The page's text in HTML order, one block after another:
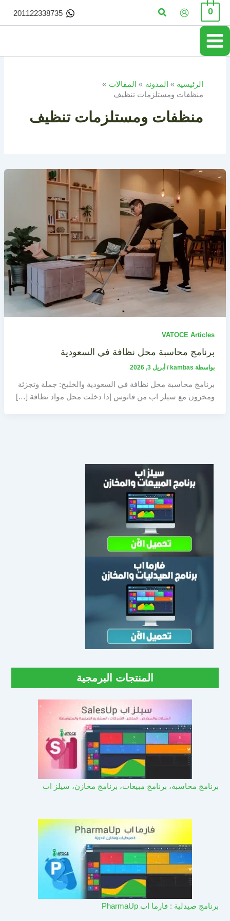
تخطي
المحتوى
0 البحث 201122338735
الرئيسية المدونة
المقالات
منظفات ومستلزمات تنظيف
منظفات ومستلزمات تنظيف
VATOCE Articles
برنامج محاسبة محل نظافة في السعودية
بواسطة kambas
/ أبريل 3, 2026
برنامج محاسبة محل نظافة في السعودية والخليج: جملة وتجزئة
ومخزون مع سيلز اب من فاتوس إذا دخلت محل مواد نظافة […]
المنتجات البرمجية
برنامج محاسبة، برنامج مبيعات، برنامج مخازن، سيلز اب
برنامج صيدلية : فارما اب PharmaUp​